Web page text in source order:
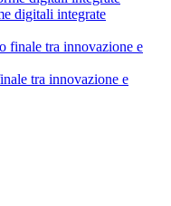
digitali integrate
tra innovazione e